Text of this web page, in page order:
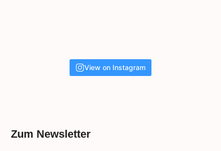
View on Instagram
Zum Newsletter